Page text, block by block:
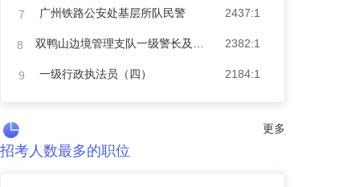
7 广州铁路公安处基层所队民警 2437:1
8 2382:1
9 一级行政执法员（四） 2184:1
招考人数最多的职位
更多